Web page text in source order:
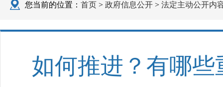
您当前的位置： 首页 > 政府信息公开 > 法定主动公开内
如何推进？有哪